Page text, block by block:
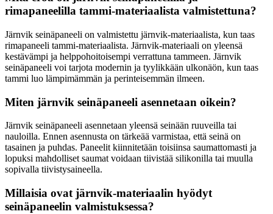
rimapaneelilla tammi-materiaalista valmistettuna?
Järnvik seinäpaneeli on valmistettu järnvik-materiaalista, kun taas
rimapaneeli tammi-materiaalista. Järnvik-materiaali on yleensä
kestävämpi ja helppohoitoisempi verrattuna tammeen. Järnvik
seinäpaneeli voi tarjota modernin ja tyylikkään ulkonäön, kun taas
tammi luo lämpimämmän ja perinteisemmän ilmeen.
Miten järnvik seinäpaneeli asennetaan oikein?
Järnvik seinäpaneeli asennetaan yleensä seinään ruuveilla tai
nauloilla. Ennen asennusta on tärkeää varmistaa, että seinä on
tasainen ja puhdas. Paneelit kiinnitetään toisiinsa saumattomasti ja
lopuksi mahdolliset saumat voidaan tiivistää silikonilla tai muulla
sopivalla tiivistysaineella.
Millaisia ovat järnvik-materiaalin hyödyt
seinäpaneelin valmistuksessa?